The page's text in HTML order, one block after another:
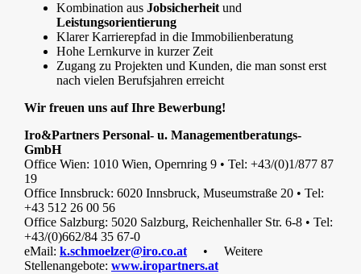
Kombination aus Jobsicherheit und
Leistungsorientierung
Klarer Karrierepfad in die Immobilienberatung
Hohe Lernkurve in kurzer Zeit
Zugang zu Projekten und Kunden, die man sonst erst
nach vielen Berufsjahren erreicht
Wir freuen uns auf Ihre Bewerbung!
Iro&Partners Personal- u. Managementberatungs-
GmbH
Office Wien: 1010 Wien, Opernring 9 • Tel: +43/(0)1/877 87
19
Office Innsbruck: 6020 Innsbruck, Museumstraße 20 • Tel:
+43 512 26 00 56
Office Salzburg: 5020 Salzburg, Reichenhaller Str. 6-8 • Tel:
+43/(0)662/84 35 67-0
eMail: k.schmoelzer@iro.co.at • Weitere
Stellenangebote: www.iropartners.at